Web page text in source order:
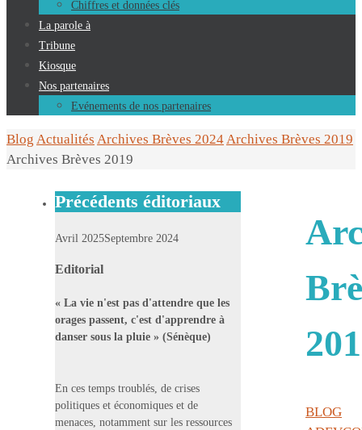
Chiffres et données clés
La parole à
Tribune
Kiosque
Nos partenaires
Evénements de nos partenaires
Home
Blog Actualités Archives Brèves 2024Archives Brèves 2019
Archives Brèves 2019
BLOG
Précédents éditoriaux
Avril 2025Septembre 2024
Editorial
« La vie n'est pas d'attendre que les
orages passent, c'est d'apprendre à
danser sous la pluie » (Sénèque)
En ces temps troublés, de crises
politiques et économiques et de
menaces, notamment sur les ressources